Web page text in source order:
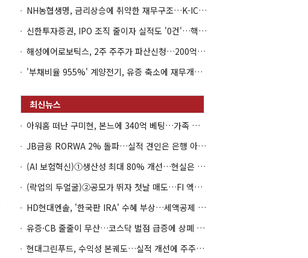
NH농협생명, 금리상승에 취약한 재무구조…K-ICS 변동성 '주의보'
신한투자증권, IPO 조직 줄이자 실적도 '0건'…핵심 인력까지 이탈
해성에어로보틱스, 2주 주주가 파산신청…200억 CB 분쟁 확산
'부채비율 955%' 계양전기, 유증 축소에 재무개선 효과 '뚝'
아워홈 떠난 구미현, 본느에 340억 베팅…가족 지배체제 구축
JB금융 RORWA 2% 돌파…실적 견인은 은행 아닌 캐피탈
(AI 보험혁신)①생산성 최대 80% 개선…현실은 '실행 격차'
(락업의 두얼굴)②공모가 뛰자 첫날 매도…FI 엑시트 전략 갈렸다
HD현대엔솔, '한국판 IRA' 수혜 부상…세액공제 선택이 변수
유증·CB 줄줄이 무산…코스닥 벌점 급증에 상폐 압박
현대그린푸드, 수익성 본궤도…실적 개선에 주주환원까지